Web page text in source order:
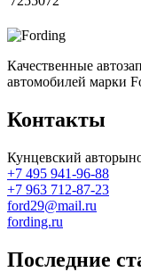
Качественные
автомобилей марки
Контакты
Кунцевский
+7 495 941-96-88
+7 963 712-87-23
ford29@mail.ru
fording.ru
Последние